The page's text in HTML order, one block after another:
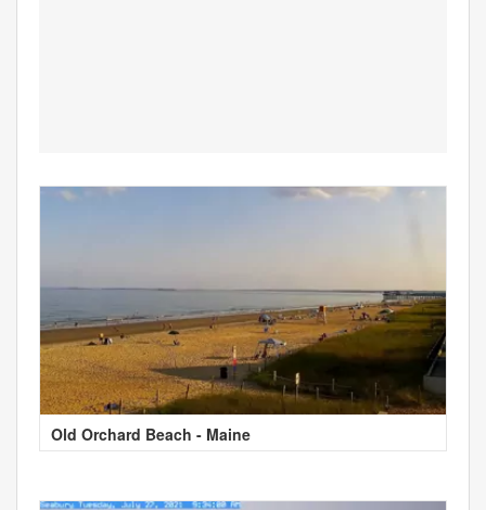
Old Orchard Beach - Maine